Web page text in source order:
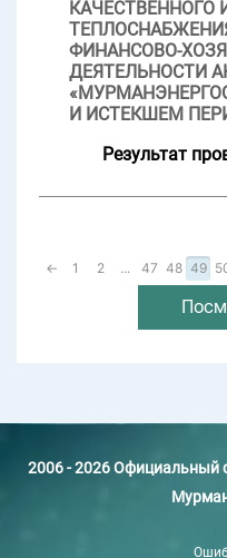
КАЧЕСТВЕННОГО
ФИНАНСОВО-
ДЕЯТЕЛЬНОСТИ
И ИСТЕКШЕМ
Результат
← 1 2 ... 47 48 49
2006 - 2026 Официальный